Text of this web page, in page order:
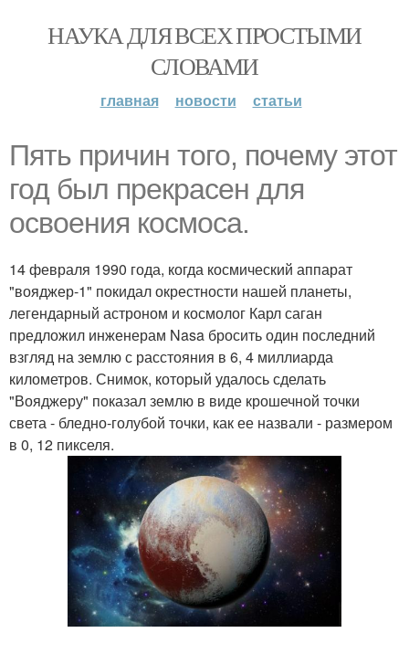
НАУКА ДЛЯ ВСЕХ ПРОСТЫМИ
СЛОВАМИ
главная новости статьи
Пять причин того, почему этот
год был прекрасен для
освоения космоса.
14 февраля 1990 года, когда космический аппарат
"вояджер-1" покидал окрестности нашей планеты,
легендарный астроном и космолог Карл саган
предложил инженерам Nasa бросить один последний
взгляд на землю с расстояния в 6, 4 миллиарда
километров. Снимок, который удалось сделать
"Вояджеру" показал землю в виде крошечной точки
света - бледно-голубой точки, как ее назвали - размером
в 0, 12 пикселя.